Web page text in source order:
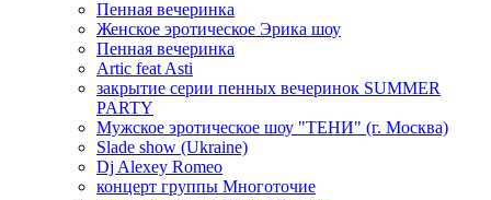
Пенная вечеринка
Женское эротическое Эрика шоу
Пенная вечеринка
Artic feat Asti
закрытие серии пенных вечеринок SUMMER
PARTY
Мужское эротическое шоу "ТЕНИ" (г. Москва)
Slade show (Ukraine)
Dj Alexey Romeo
концерт группы Многоточие